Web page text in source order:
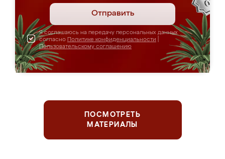
Отправить
Я соглашаюсь на передачу персональных данных
согласно Политике конфиденциальности
Пользовательскому соглашению
ПОСМОТРЕТЬ
МАТЕРИАЛЫ